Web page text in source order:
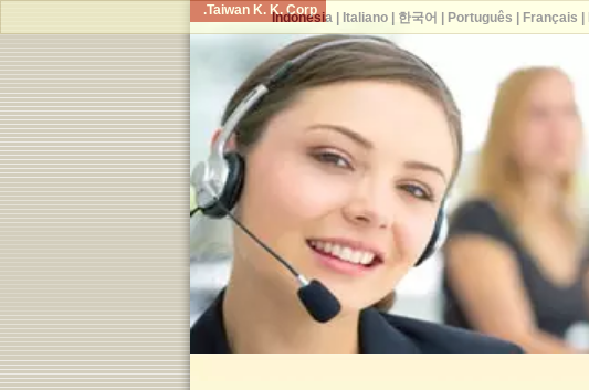
Taiwan K. K. Corp.
Indonesia| Italiano| 한국어 Português Français